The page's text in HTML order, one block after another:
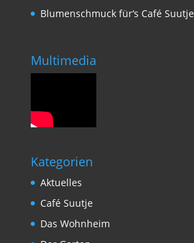
Blumenschmuck für‘s Café Suutje
Multimedia
Kategorien
Aktuelles
Café Suutje
Das Wohnheim